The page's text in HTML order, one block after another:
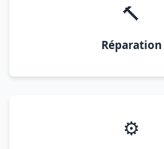
🔨
Réparation
⚙️